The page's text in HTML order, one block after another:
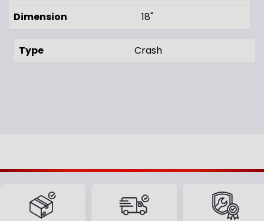
Dimension
18"
Type Crash